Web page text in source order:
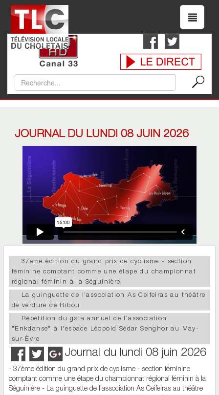
JOURNAL DU LUNDI 08 JUIN 2026
37ème édition du grand prix de cyclisme - section
féminine comptant comme une étape du championnat
régional féminin à la Séguinière
La guinguette de l'association As Ceifeiras au théâtre
de verdure de Ribou
Répétition du gala annuel de l'association
"Enkdanse" à l'espace Léopold Sédar Senghor au May-
sur-Èvre
Journal du lundi 08 juin 2026
- 37ème édition du grand prix de cyclisme - section féminine
comptant comme une étape du championnat régional féminin à la
Séguinière - La guinguette de l'association As Ceifeiras au théâtre